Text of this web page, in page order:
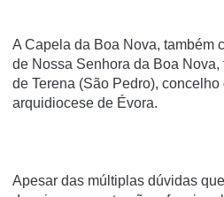
A Capela da Boa Nova, também
de Nossa Senhora da Boa
de Terena (São Pedro),
arquidiocese de Évora.
Apesar das múltiplas dúvidas